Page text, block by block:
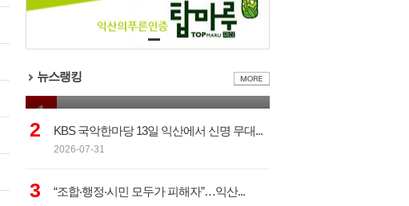
뉴스랭킹
1
농산물 부가가치 높인다…익산시, 우리쌀 ...
2 KBS 국악한마당 13일 익산에서 신명 무대...
2026-07-31
3 “조합‧행정‧시민 모두가 피해자”…익산...